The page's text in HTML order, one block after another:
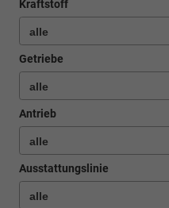
Kraftstoff
Getriebe
Antrieb
Ausstattungslinie